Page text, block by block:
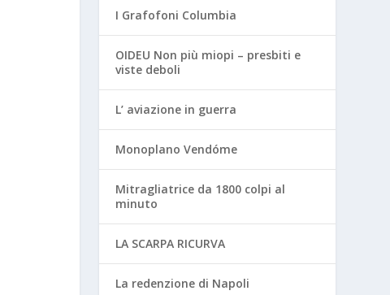
I Grafofoni Columbia
OIDEU Non più miopi – presbiti e
viste deboli
L’ aviazione in guerra
Monoplano Vendóme
Mitragliatrice da 1800 colpi al
minuto
LA SCARPA RICURVA
La redenzione di Napoli